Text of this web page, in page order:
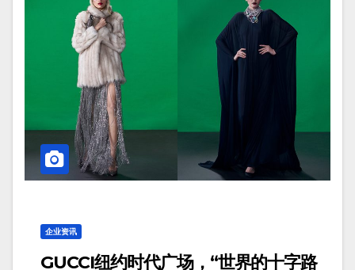
企业资讯
GUCCI纽约时代广场，“世界的十字路